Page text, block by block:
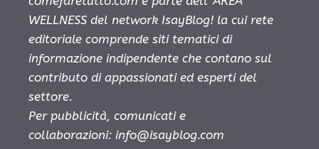
WELLNESS del network IsayBlog! la cui rete
editoriale comprende siti tematici di
informazione indipendente che contano sul
contributo di appassionati ed esperti del
settore.
Per pubblicità, comunicati e
collaborazioni: info@isayblog.com